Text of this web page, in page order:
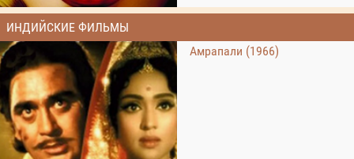
ИНДИЙСКИЕ ФИЛЬМЫ
Амрапали (1966)